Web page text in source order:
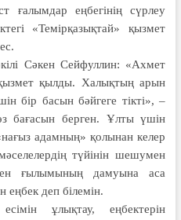
ғалымдар еңбегінің сүрлеу
«Темірқазықтай» қызмет
Сәкен Сейфуллин: «Ахмет
қылды. Халықтың арын
бір басын бәйгеге тікті», –
бағасын берген. Ұлты үшін
адамның» қолынан келер
түйінін шешумен
ғылымының дамуына аса
деп білемін.
ұлықтау, еңбектерін